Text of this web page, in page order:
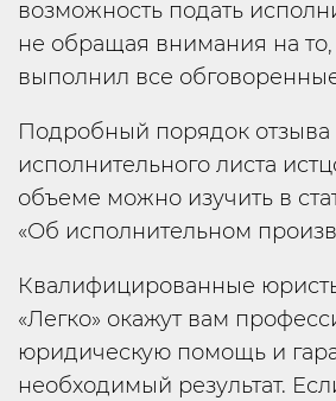
возможность подать
не обращая внимания на
выполнил все
Подробный порядок отзыва
исполнительного листа
объеме можно изучить в
«Об исполнительном
Квалифицированные
«Легко» окажут вам
юридическую помощь и
необходимый результат.